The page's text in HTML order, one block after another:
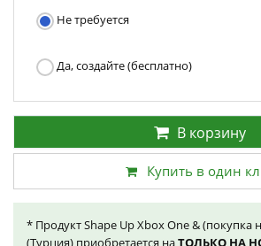
Не требуется
Да, создайте (бесплатно)
В корзину
Купить в один
* Продукт Shape Up Xbox One & (покупка